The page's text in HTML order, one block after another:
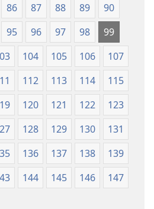
86 87 88 89
90
95 96 97 98
99
104 105 106
107
112 113 114
115
120 121 122
123
128 129 130
131
136 137 138
139
144 145 146
147